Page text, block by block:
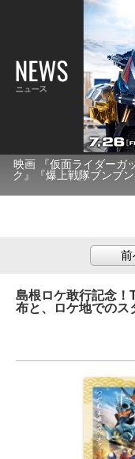
映画 『仮面ライダーガ
ク』『爆上戦隊ブンブ
前
島根ロケ敢行記念！
布と、ロケ地でのス